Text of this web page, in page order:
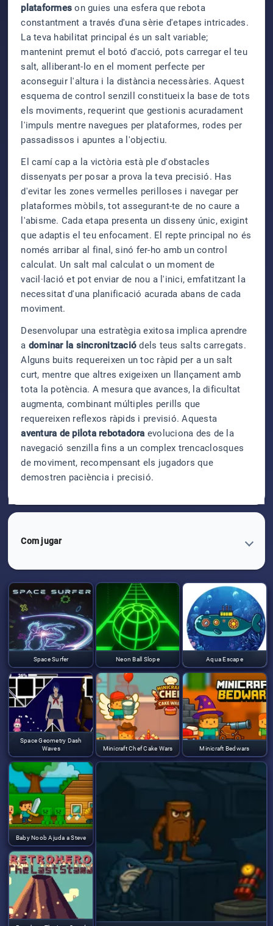
plataformes on guies una esfera que rebota
constantment a través d'una sèrie d'etapes intricades.
La teva habilitat principal és un salt variable;
mantenint premut el botó d'acció, pots carregar el teu
salt, alliberant-lo en el moment perfecte per
aconseguir l'altura i la distància necessàries. Aquest
esquema de control senzill constitueix la base de tots
els moviments, requerint que gestionis acuradament
l'impuls mentre navegues per plataformes, rodes per
passadissos i apuntes a l'objectiu.
El camí cap a la victòria està ple d'obstacles
dissenyats per posar a prova la teva precisió. Has
d'evitar les zones vermelles perilloses i navegar per
plataformes mòbils, tot assegurant-te de no caure a
l'abisme. Cada etapa presenta un disseny únic, exigint
que adaptis el teu enfocament. El repte principal no és
només arribar al final, sinó fer-ho amb un control
calculat. Un salt mal calculat o un moment de
vacil·lació et pot enviar de nou a l'inici, emfatitzant la
necessitat d'una planificació acurada abans de cada
moviment.
Desenvolupar una estratègia exitosa implica aprendre
a dominar la sincronització dels teus salts carregats.
Alguns buits requereixen un toc ràpid per a un salt
curt, mentre que altres exigeixen un llançament amb
tota la potència. A mesura que avances, la dificultat
augmenta, combinant múltiples perills que
requereixen reflexos ràpids i previsió. Aquesta
aventura de pilota rebotadora evoluciona des de la
navegació senzilla fins a un complex trencaclosques
de moviment, recompensant els jugadors que
demostren paciència i precisió.
Com jugar
Space Surfer Neon Ball Slope Aqua Escape
Space Geometry Dash
Waves
Minicraft Chef Cake Wars Minicraft Bedwars
Baby Noob Ajuda a Steve